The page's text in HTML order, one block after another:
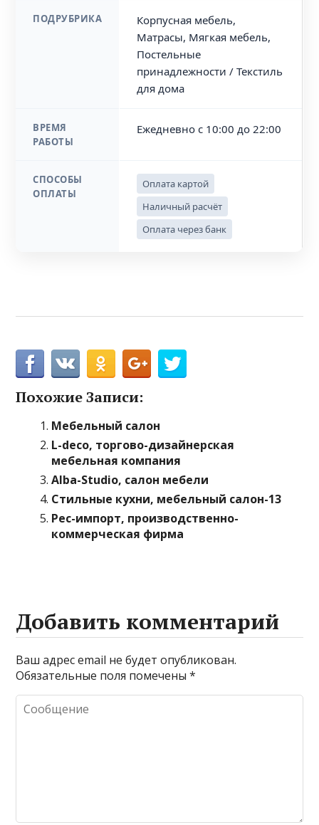
ПОДРУБРИКА
Корпусная мебель,
Матрасы, Мягкая мебель,
Постельные
принадлежности / Текстиль
для дома
ВРЕМЯ
РАБОТЫ
Ежедневно с 10:00 до 22:00
СПОСОБЫ
ОПЛАТЫ
Оплата картой
Наличный расчёт
Оплата через банк
Похожие Записи:
Мебельный салон
L-deco, торгово-дизайнерская
мебельная компания
Alba-Studio, салон мебели
Стильные кухни, мебельный салон-13
Рес-импорт, производственно-
коммерческая фирма
Добавить комментарий
Ваш адрес email не будет опубликован.
Обязательные поля помечены*